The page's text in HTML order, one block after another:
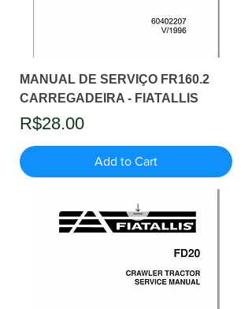
MANUAL DE SERVIÇO FR160.2
CARREGADEIRA - FIATALLIS
Price
R$28.00
Add to Cart